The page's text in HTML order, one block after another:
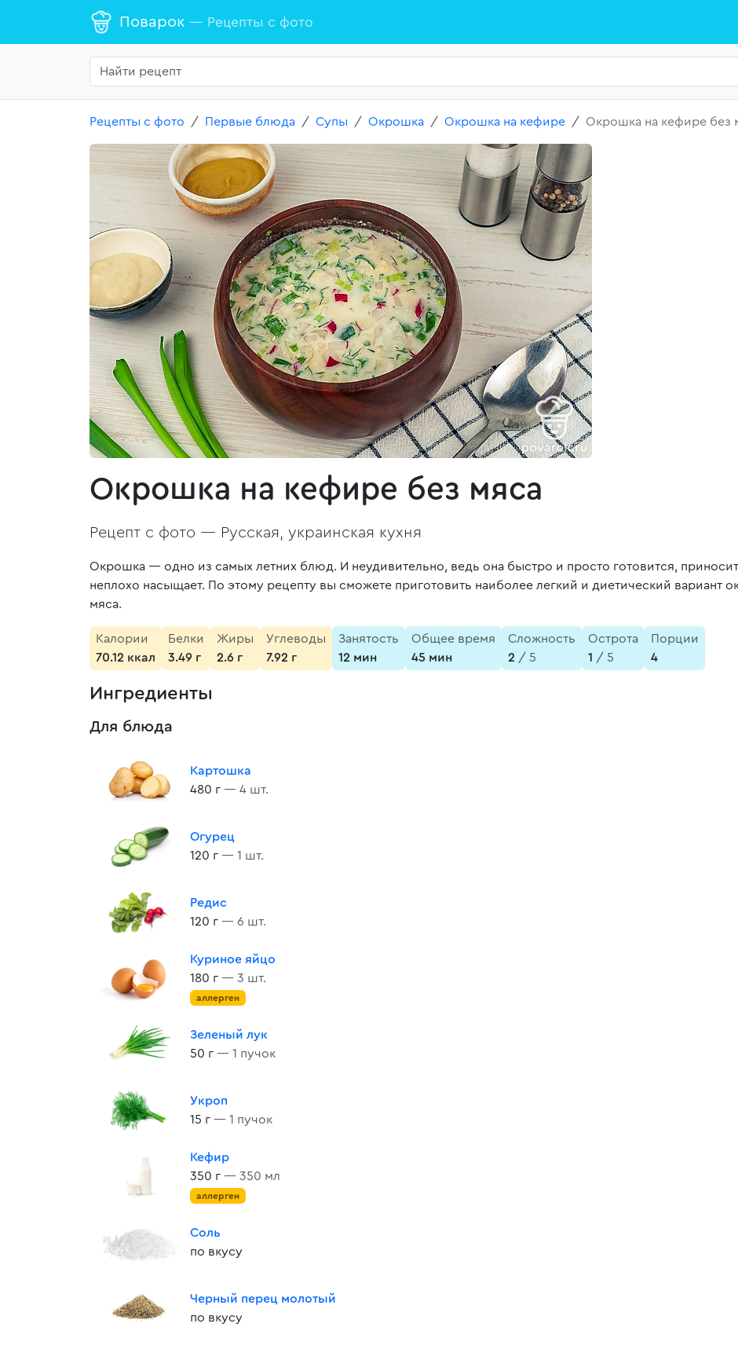
Поварок — Рецепты с фото
Рецепты с фото Первые блюда Супы Окрошка Окрошка на кефире Окрошка на кефире без
Окрошка на кефире без мяса
Рецепт с фото — Русская, украинская кухня
Окрошка — одно из самых летних блюд. И неудивительно, ведь она быстро и просто готовится,
неплохо насыщает. По этому рецепту вы сможете приготовить наиболее легкий и диетический вариант
мяса.
Калории
70.12 ккал
Белки
3.49 г
Жиры
2.6 г
Углеводы
7.92 г
Занятость
12 мин
Общее время
45 мин
Сложность
2 / 5
Острота
1 / 5
Порции
4
Ингредиенты
Для блюда
Картошка
480 г — 4 шт.
Огурец
120 г — 1 шт.
Редис
120 г — 6 шт.
Куриное яйцо
180 г — 3 шт.
аллерген
Зеленый лук
50 г — 1 пучок
Укроп
15 г — 1 пучок
Кефир
350 г — 350 мл
аллерген
Соль
по вкусу
Черный перец молотый
по вкусу